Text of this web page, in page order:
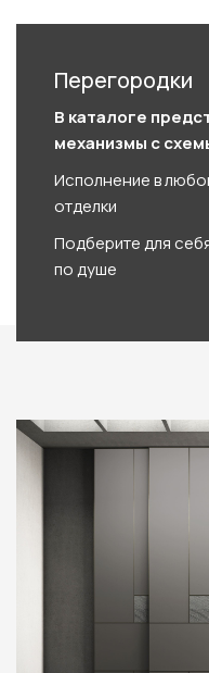
Перегородки
В каталоге
механизмы с
Исполнение в
отделки
Подберите для
по душе